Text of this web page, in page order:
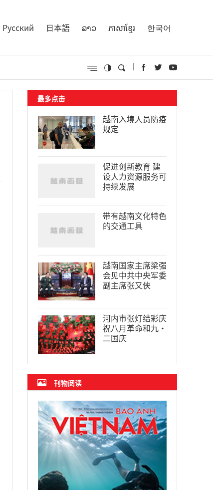
Русский 日本語 ລາວ ភាសាខ្មែរ 한국어
最多点击
越南入境人员防疫
规定
促进创新教育 建
设人力资源服务可
持续发展
带有越南文化特色
的交通工具
越南国家主席梁强
会见中共中央军委
副主席张又侠
河内市张灯结彩庆
祝八月革命和九·
二国庆
刊物阅读